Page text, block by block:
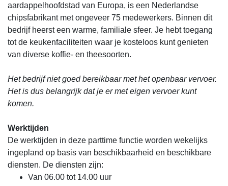
aardappelhoofdstad van Europa, is een Nederlandse
chipsfabrikant met ongeveer 75 medewerkers. Binnen dit
bedrijf heerst een warme, familiale sfeer. Je hebt toegang
tot de keukenfaciliteiten waar je kosteloos kunt genieten
van diverse koffie- en theesoorten.
Het bedrijf niet goed bereikbaar met het openbaar vervoer.
Het is dus belangrijk dat je er met eigen vervoer kunt
komen.
Werktijden
De werktijden in deze parttime functie worden wekelijks
ingepland op basis van beschikbaarheid en beschikbare
diensten. De diensten zijn:
Van 06.00 tot 14.00 uur